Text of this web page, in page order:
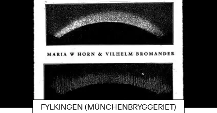
FYLKINGEN (MÜNCHENBRYGGERIET)